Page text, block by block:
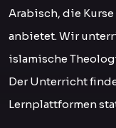
Arabisch, die
anbietet. Wir
islamische
Der Unterricht
Lernplattformen